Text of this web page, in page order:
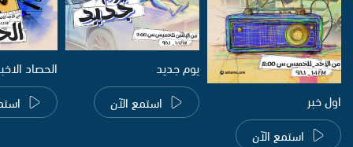
اول خبر
استمع الآن
يوم جديد
استمع الآن
الحصاد